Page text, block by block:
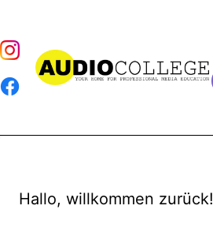
Hallo, willkommen zurück!